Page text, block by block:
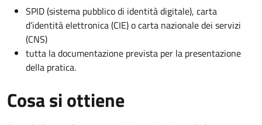
SPID (sistema pubblico di identità digitale), carta
d’identità elettronica (CIE) o carta nazionale dei servizi
(CNS)
tutta la documentazione prevista per la presentazione
della pratica.
Cosa si ottiene